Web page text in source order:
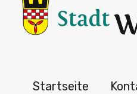
Startseite